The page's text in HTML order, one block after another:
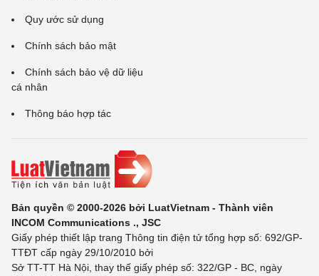
Quy ước sử dụng
Chính sách bảo mật
Chính sách bảo vệ dữ liệu
cá nhân
Thông báo hợp tác
Bản quyền © 2000-2026 bởi LuatVietnam - Thành viên
INCOM Communications ., JSC
Giấy phép thiết lập trang Thông tin điện tử tổng hợp số: 692/GP-
TTĐT cấp ngày 29/10/2010 bởi
Sở TT-TT Hà Nội, thay thế giấy phép số: 322/GP - BC, ngày